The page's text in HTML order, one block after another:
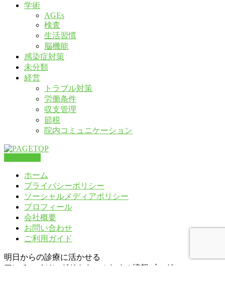
学術
AGEs
検査
生活習慣
脳機能
感染症対策
未分類
経営
トラブル対策
労働条件
収支管理
節税
院内コミュニケーション
ホーム
プライバシーポリシー
ソーシャルメディアポリシー
プロフィール
会社概要
お問い合わせ
ご利用ガイド
明日からの診療に活かせる
アンチエイジングドクターのための情報ブログ